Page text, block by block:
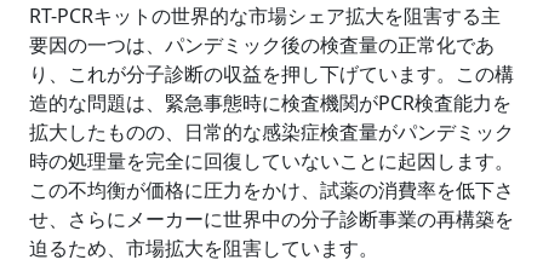
RT-PCRキットの世界的な市場シェア拡大を阻害する主
要因の一つは、パンデミック後の検査量の正常化であ
り、これが分子診断の収益を押し下げています。この構
造的な問題は、緊急事態時に検査機関がPCR検査能力を
拡大したものの、日常的な感染症検査量がパンデミック
時の処理量を完全に回復していないことに起因します。
この不均衡が価格に圧力をかけ、試薬の消費率を低下さ
せ、さらにメーカーに世界中の分子診断事業の再構築を
迫るため、市場拡大を阻害しています。